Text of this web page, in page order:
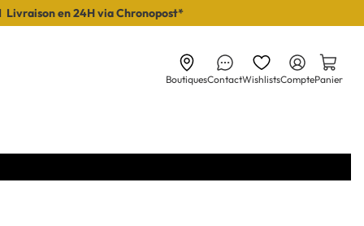
Livraison en 24H via Chronopost*
BoutiquesContactWishlistsComptePanier